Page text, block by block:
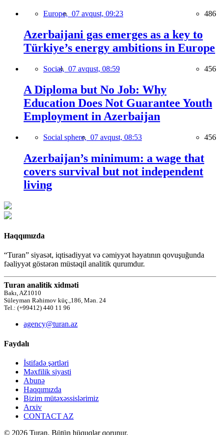
Europe, 07 avqust, 09:23 486
Azerbaijani gas emerges as a key to
Türkiye’s energy ambitions in Europe
Social, 07 avqust, 08:59 456
A Diploma but No Job: Why
Education Does Not Guarantee Youth
Employment in Azerbaijan
Social sphere, 07 avqust, 08:53 456
Azerbaijan’s minimum: a wage that
covers survival but not independent
living
Haqqımızda
“Turan” siyasət, iqtisadiyyat və cəmiyyət həyatının qovuşuğunda
fəaliyyət göstərən müstəqil analitik qurumdur.
Turan analitik xidməti
Bakı, AZ1010
Süleyman Rəhimov küç.,186, Mən. 24
Tel.: (+99412) 440 11 96
agency@turan.az
Faydalı
İstifadə şərtləri
Məxfilik siyasti
Abunə
Haqqımızda
Bizim mütəxəssislərimiz
Arxiv
CONTACT AZ
© 2026 Turan. Bütün hüquqlar qorunur.